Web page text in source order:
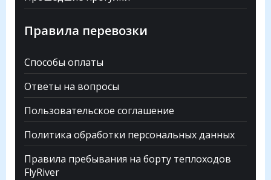
Правила перевозки
Способы оплаты
Ответы на вопросы
Пользовательское соглашение
Политика обработки персональных данных
Правила пребывания на борту теплоходов
FlyRiver